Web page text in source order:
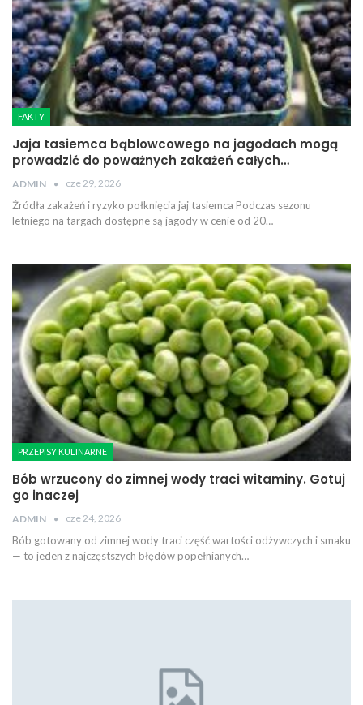
FAKTY
Jaja tasiemca bąblowcowego na jagodach mogą
prowadzić do poważnych zakażeń całych…
ADMIN cze 29, 2026
Źródła zakażeń i ryzyko połknięcia jaj tasiemca Podczas sezonu
letniego na targach dostępne są jagody w cenie od 20…
PRZEPISY KULINARNE
Bób wrzucony do zimnej wody traci witaminy. Gotuj
go inaczej
ADMIN cze 24, 2026
Bób gotowany od zimnej wody traci część wartości odżywczych i smaku
— to jeden z najczęstszych błędów popełnianych…